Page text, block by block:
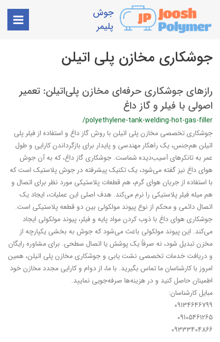
جوش
پلیمر
جوشکاری مخازن پلی اتیلن
رازهای جوشکاری حرفه‌ای مخازن پلی‌اتیلن: تعمیر
اصولی با فیلر و گاز داغ
/polyethylene-tank-welding-hot-gas-filler
جوشکاری تخصصی مخازن پلی اتیلن با روش گاز داغ و استفاده از فیلر پلی
اتیلن هم‌جنس، یک راهکار مهندسی و پایدار برای بازگرداندن کارایی و طول
عمر به تانکرهای آسیب‌دیده شماست. جوشکاری گاز داغ، که به آن جوش
هوای داغ نیز گفته می‌شود، یک تکنیک پیشرفته در جوش پلاستیک است که
با استفاده از جریان هوای گرم، هم قطعات پلاستیکی مورد نظر برای اتصال و
هم میله فیلر پلاستیکی را نرم می‌کند. هدف اصلی این عملیات، ایجاد یک
اتصال دائمی و محکم از نوع پیوند مولکولی بین دو قطعه پلاستیکی است.
جوشکاری هوای داغ با ذوب کردن مواد پایه و فیلر، پیوند مولکولی ایجاد
می‌کند. این پیوند مولکولی باعث می‌شود که جوش به بخشی یکپارچه از
مخزن تبدیل شود، نه صرفاً یک پوشش یا اتصال سطحی. برای مشاوره رایگان
و دریافت خدمات تخصصی نشت یابی و جوشکاری مخازن پلی اتیلن، همین
امروز با کارشناسان ما تماس بگیرید. با ما، از دوام و کارایی مجدد مخازن خود
اطمینان حاصل کنید و در هزینه‌ها صرفه‌جویی نمایید.
مبایل کارشناسان:
09134646799
09105461265
09333404866